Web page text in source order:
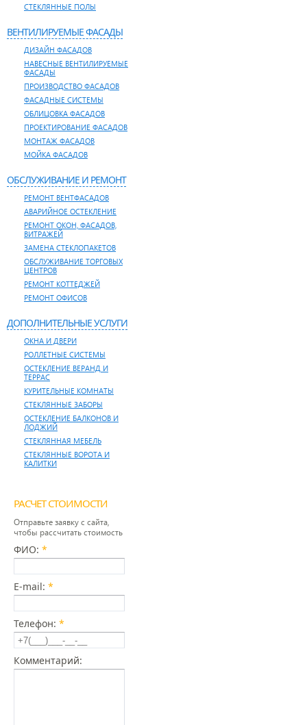
СТЕКЛЯННЫЕ ПОЛЫ
ВЕНТИЛИРУЕМЫЕ ФАСАДЫ
ДИЗАЙН ФАСАДОВ
НАВЕСНЫЕ ВЕНТИЛИРУЕМЫЕ
ФАСАДЫ
ПРОИЗВОДСТВО ФАСАДОВ
ФАСАДНЫЕ СИСТЕМЫ
ОБЛИЦОВКА ФАСАДОВ
ПРОЕКТИРОВАНИЕ ФАСАДОВ
МОНТАЖ ФАСАДОВ
МОЙКА ФАСАДОВ
ОБСЛУЖИВАНИЕ И РЕМОНТ
РЕМОНТ ВЕНТФАСАДОВ
АВАРИЙНОЕ ОСТЕКЛЕНИЕ
РЕМОНТ ОКОН, ФАСАДОВ,
ВИТРАЖЕЙ
ЗАМЕНА СТЕКЛОПАКЕТОВ
ОБСЛУЖИВАНИЕ ТОРГОВЫХ
ЦЕНТРОВ
РЕМОНТ КОТТЕДЖЕЙ
РЕМОНТ ОФИСОВ
ДОПОЛНИТЕЛЬНЫЕ УСЛУГИ
ОКНА И ДВЕРИ
РОЛЛЕТНЫЕ СИСТЕМЫ
ОСТЕКЛЕНИЕ ВЕРАНД И
ТЕРРАС
КУРИТЕЛЬНЫЕ КОМНАТЫ
СТЕКЛЯННЫЕ ЗАБОРЫ
ОСТЕКЛЕНИЕ БАЛКОНОВ И
ЛОДЖИЙ
СТЕКЛЯННАЯ МЕБЕЛЬ
СТЕКЛЯННЫЕ ВОРОТА И
КАЛИТКИ
РАСЧЕТ СТОИМОСТИ
Отправьте заявку с сайта,
чтобы рассчитать стоимость
ФИО: *
E-mail: *
Телефон: *
Комментарий: